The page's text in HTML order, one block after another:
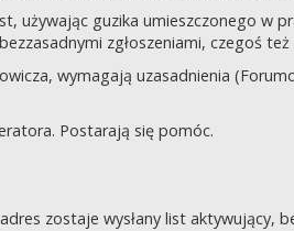
używając guzika umieszczonego w
zgłoszeniami, czegoś też
wymagają uzasadnienia
Postarają się pomóc.
zostaje wysłany list aktywujący,